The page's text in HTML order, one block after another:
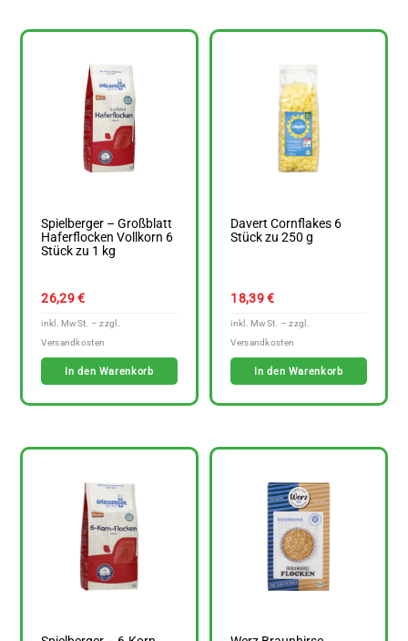
Spielberger – Großblatt
Haferflocken Vollkorn 6
Stück zu 1 kg
26,29€
In den Warenkorb
Davert Cornflakes 6
Stück zu 250 g
18,39€
In den Warenkorb